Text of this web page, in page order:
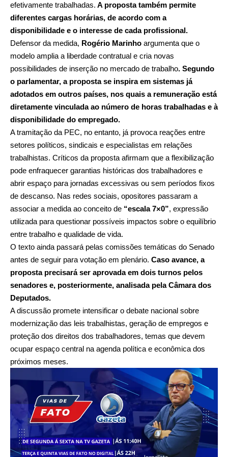
efetivamente trabalhadas. A proposta também permite
diferentes cargas horárias, de acordo com a
disponibilidade e o interesse de cada profissional.
Defensor da medida, Rogério Marinho argumenta que o
modelo amplia a liberdade contratual e cria novas
possibilidades de inserção no mercado de trabalho. Segundo
o parlamentar, a proposta se inspira em sistemas já
adotados em outros países, nos quais a remuneração está
diretamente vinculada ao número de horas trabalhadas e à
disponibilidade do empregado.
A tramitação da PEC, no entanto, já provoca reações entre
setores políticos, sindicais e especialistas em relações
trabalhistas. Críticos da proposta afirmam que a flexibilização
pode enfraquecer garantias históricas dos trabalhadores e
abrir espaço para jornadas excessivas ou sem períodos fixos
de descanso. Nas redes sociais, opositores passaram a
associar a medida ao conceito de “escala 7×0”, expressão
utilizada para questionar possíveis impactos sobre o equilíbrio
entre trabalho e qualidade de vida.
O texto ainda passará pelas comissões temáticas do Senado
antes de seguir para votação em plenário. Caso avance, a
proposta precisará ser aprovada em dois turnos pelos
senadores e, posteriormente, analisada pela Câmara dos
Deputados.
A discussão promete intensificar o debate nacional sobre
modernização das leis trabalhistas, geração de empregos e
proteção dos direitos dos trabalhadores, temas que devem
ocupar espaço central na agenda política e econômica dos
próximos meses.